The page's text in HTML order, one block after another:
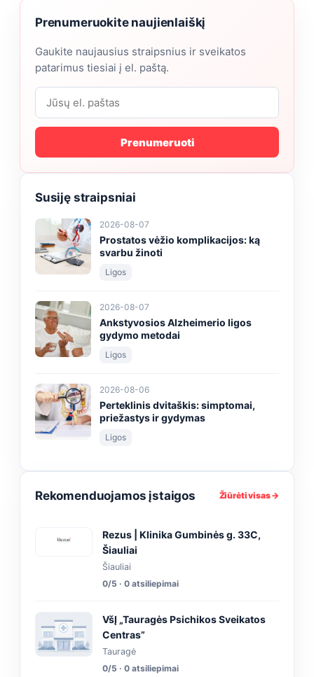
Prenumeruokite naujienlaiškį
Gaukite naujausius straipsnius ir sveikatos
patarimus tiesiai į el. paštą.
Prenumeruoti
Susiję straipsniai
2026-08-07
Prostatos vėžio komplikacijos: ką
svarbu žinoti
Ligos
2026-08-07
Ankstyvosios Alzheimerio ligos
gydymo metodai
Ligos
2026-08-06
Perteklinis dvitaškis: simptomai,
priežastys ir gydymas
Ligos
Rekomenduojamos įstaigos Žiūrėti visas →
Rezus | Klinika Gumbinės g. 33C,
Šiauliai
Šiauliai
0/5 · 0 atsiliepimai
VšĮ „Tauragės Psichikos Sveikatos
Centras”
Tauragė
0/5 · 0 atsiliepimai